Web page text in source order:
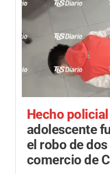
Hecho
adolescente
el robo de
comercio de